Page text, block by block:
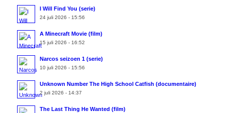
I Will Find You (serie)
24 juli 2026 - 15:56
A Minecraft Movie (film)
15 juli 2026 - 16:52
Narcos seizoen 1 (serie)
10 juli 2026 - 15:56
Unknown Number The High School Catfish (documentaire)
2 juli 2026 - 14:37
The Last Thing He Wanted (film)